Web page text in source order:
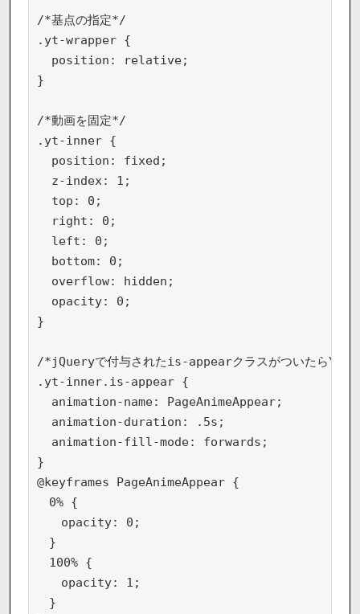
/*基点の指定*/
.yt-wrapper {
  position: relative;
}
/*動画を固定*/
.yt-inner {
  position: fixed;
  z-index: 1;
  top: 0;
  right: 0;
  left: 0;
  bottom: 0;
  overflow: hidden;
  opacity: 0;
}
/*jQueryで付与されたis-appearクラスがついたら
.yt-inner.is-appear {
  animation-name: PageAnimeAppear;
  animation-duration: .5s;
  animation-fill-mode: forwards;
}
@keyframes PageAnimeAppear {
0% {
opacity: 0;
}
100% {
opacity: 1;
}